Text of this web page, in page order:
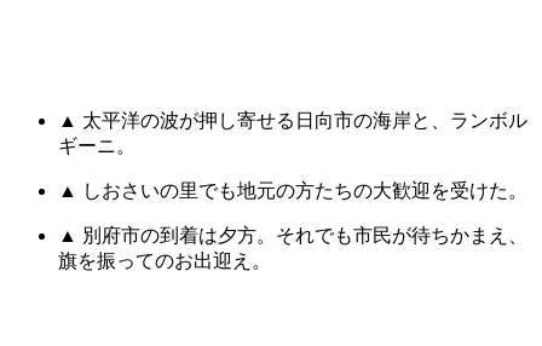
▲ 太平洋の波が押し寄せる日向市の海岸と、ランボル
ギーニ。
▲ しおさいの里でも地元の方たちの大歓迎を受けた。
▲ 別府市の到着は夕方。それでも市民が待ちかまえ、
旗を振ってのお出迎え。